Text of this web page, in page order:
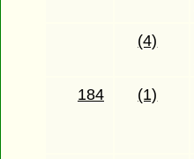
(4)
184
(1)